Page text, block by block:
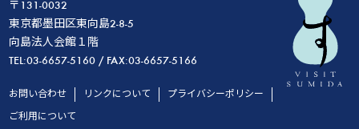
〒131-0032
東京都墨田区東向島2-8-5
向島法人会館１階
TEL:03-6657-5160 / FAX:03-6657-5166
お問い合わせ リンクについて プライバシーポリシー
ご利用について